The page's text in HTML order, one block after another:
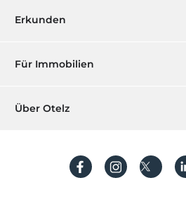
Buchung verwalten
Häufig gestellte Fragen
Erkunden
Geschenkgutschein
Konto erstellen
Für Immobilien
Ihr Hotel auflisten
Über Otelz